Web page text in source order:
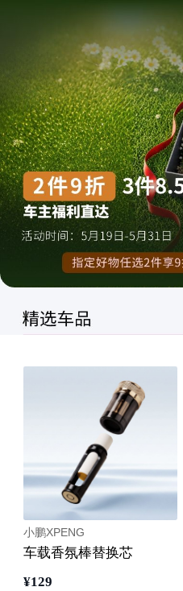
小鹏XPENG
车载香氛棒替换芯
¥129